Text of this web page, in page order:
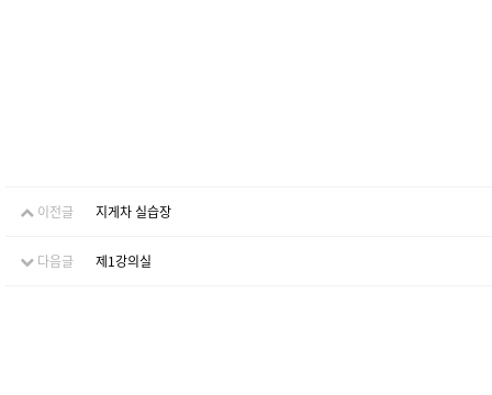
이전글 지게차 실습장
다음글 제1강의실